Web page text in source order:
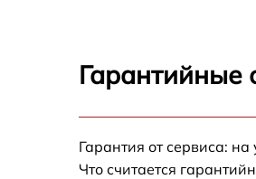
Замена дисплея
Гарантийные
Гарантия от сервиса:
Что считается